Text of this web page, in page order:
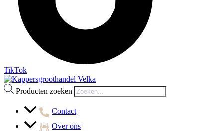
TikTok
Producten zoeken
Contact
Over ons